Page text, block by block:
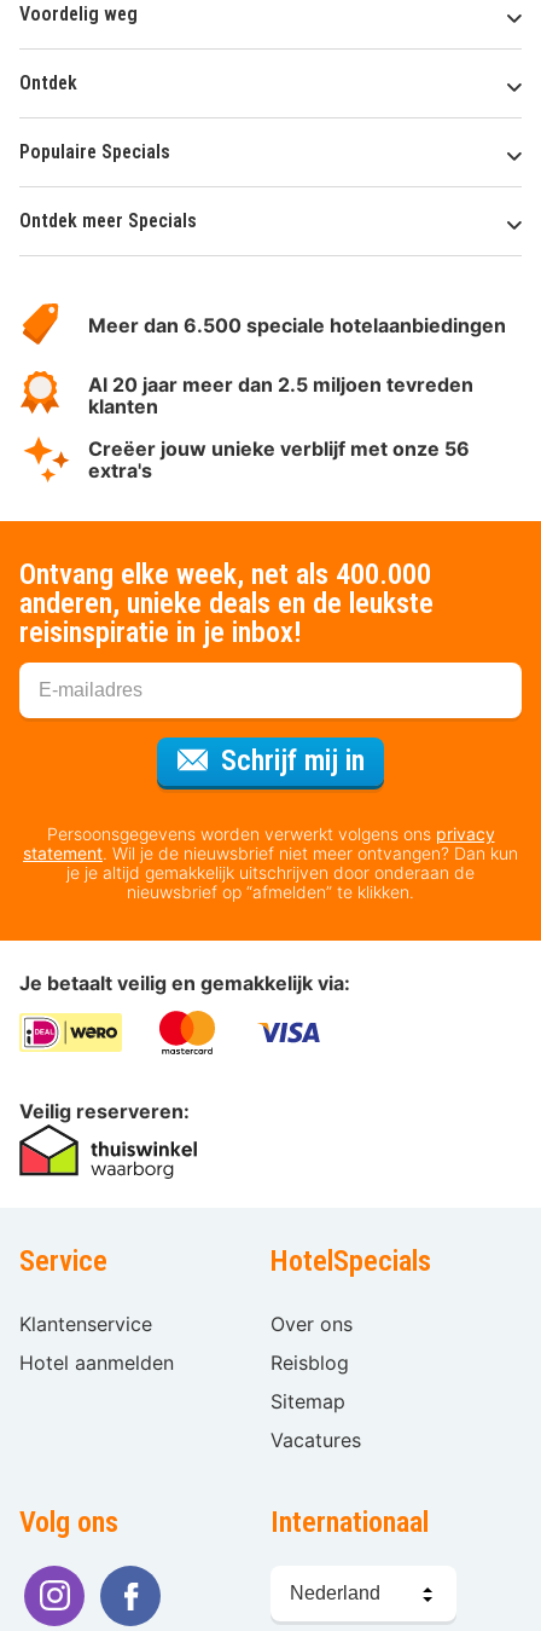
Voordelig weg
Ontdek
Populaire Specials
Ontdek meer Specials
HotelSpecials
Meer dan 6.500 speciale hotelaanbiedingen
Al 20 jaar meer dan 2.5 miljoen tevreden
klanten
Creëer jouw unieke verblijf met onze 56
extra's
Ontvang elke week, net als 400.000
anderen, unieke deals en de leukste
reisinspiratie in je inbox!
Schrijf mij in
Persoonsgegevens worden verwerkt volgens ons privacy
statement. Wil je de nieuwsbrief niet meer ontvangen? Dan kun
je je altijd gemakkelijk uitschrijven door onderaan de
nieuwsbrief op “afmelden” te klikken.
Je betaalt veilig en gemakkelijk via:
Veilig reserveren:
Service
Klantenservice
Hotel aanmelden
HotelSpecials
Over ons
Reisblog
Sitemap
Vacatures
Volg ons Internationaal
kiezen